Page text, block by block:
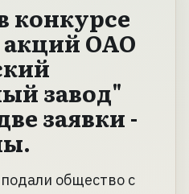
конкурсе
ОАО
завод"
заявки -
общество с